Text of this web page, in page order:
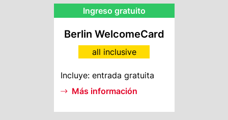
Rebate
text
(overwrite)
Ingreso gratuito
Berlin WelcomeCard
all inclusive
AI
Info
Incluye: entrada gratuita
Más información